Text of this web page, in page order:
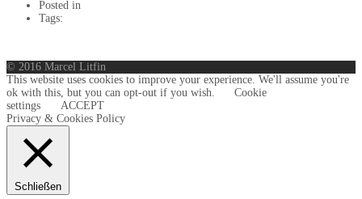
Posted in
Tags:
© 2016 Marcel Litfin
This website uses cookies to improve your experience. We'll assume you're
ok with this, but you can opt-out if you wish.
Cookie
settings
ACCEPT
Privacy & Cookies Policy
Schließen